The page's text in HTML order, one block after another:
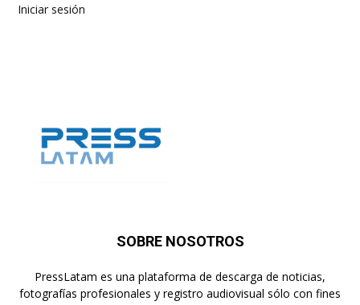
Iniciar sesión
SOBRE NOSOTROS
PressLatam es una plataforma de descarga de noticias,
fotografías profesionales y registro audiovisual sólo con fines